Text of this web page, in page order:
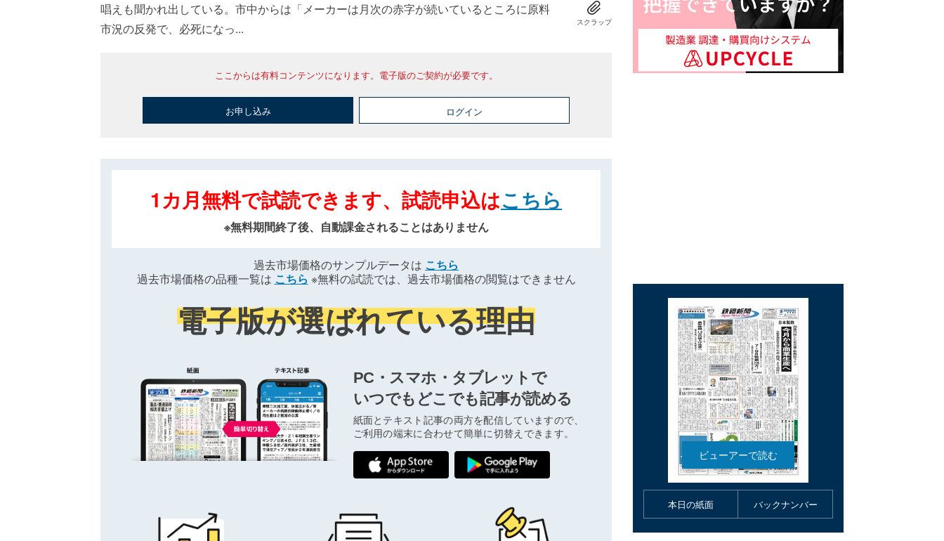
唱えも聞かれ出している。市中からは「メーカーは月次の赤字が続いているところに原料
市況の反発で、必死になっ...
スクラップ
ここからは有料コンテンツになります。電子版のご契約が必要です。
お申し込み ログイン
1カ月無料で試読できます、試読申込はこちら
※無料期間終了後、自動課金されることはありません
過去市場価格のサンプルデータは こちら
過去市場価格の品種一覧は こちら ※無料の試読では、過去市場価格の閲覧はできません
電子版が選ばれている理由
PC・スマホ・タブレットで
いつでもどこでも記事が読める
紙面とテキスト記事の両方を配信していますので、
ご利用の端末に合わせて簡単に切替えできます。
本日の紙面 バックナンバー